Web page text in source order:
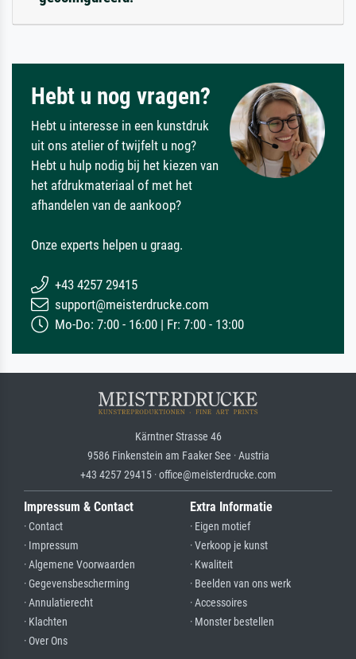
Hebt u nog vragen?
Hebt u interesse in een kunstdruk
uit ons atelier of twijfelt u nog?
Hebt u hulp nodig bij het kiezen van
het afdrukmateriaal of met het
afhandelen van de aankoop?
Onze experts helpen u graag.
+43 4257 29415
support@meisterdrucke.com
Mo-Do: 7:00 - 16:00 | Fr: 7:00 - 13:00
Kärntner Strasse 46
9586 Finkenstein am Faaker See · Austria
+43 4257 29415 · office@meisterdrucke.com
Impressum & Contact
· Contact
· Impressum
· Algemene Voorwaarden
· Gegevensbescherming
· Annulatierecht
· Klachten
· Over Ons
Extra Informatie
· Eigen motief
· Verkoop je kunst
· Kwaliteit
· Beelden van ons werk
· Accessoires
· Monster bestellen